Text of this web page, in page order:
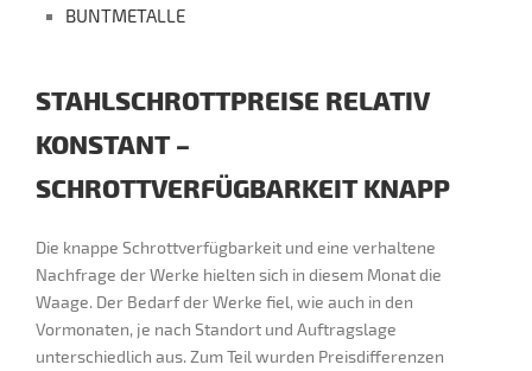
BUNTMETALLE
STAHLSCHROTTPREISE RELATIV
KONSTANT –
SCHROTTVERFÜGBARKEIT KNAPP
Die knappe Schrottverfügbarkeit und eine verhaltene
Nachfrage der Werke hielten sich in diesem Monat die
Waage. Der Bedarf der Werke fiel, wie auch in den
Vormonaten, je nach Standort und Auftragslage
unterschiedlich aus. Zum Teil wurden Preisdifferenzen